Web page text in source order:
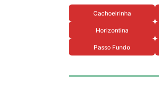
Cachoeirinha
Horizontina
Passo Fundo